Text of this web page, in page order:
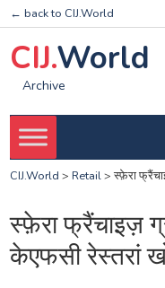
← back to CIJ.World
CIJ.World
Archive
CIJ.World > Retail>स्फ़ेरा
स्फ़ेरा फ्रैंचाइज़
केएफसी रेस्तरां